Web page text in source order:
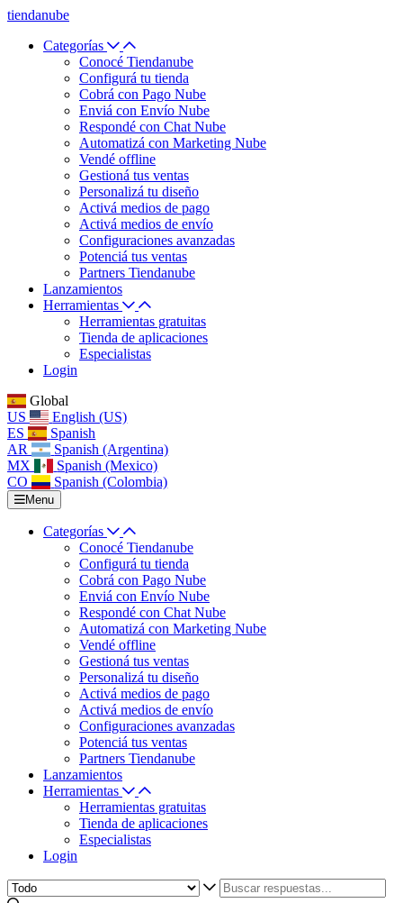
tiendanube
Categorías
Conocé Tiendanube
Configurá tu tienda
Cobrá con Pago Nube
Enviá con Envío Nube
Respondé con Chat Nube
Automatizá con Marketing Nube
Vendé offline
Gestioná tus ventas
Personalizá tu diseño
Activá medios de pago
Activá medios de envío
Configuraciones avanzadas
Potenciá tus ventas
Partners Tiendanube
Lanzamientos
Herramientas
Herramientas gratuitas
Tienda de aplicaciones
Especialistas
Login
Global
US
English (US)
ES
Spanish
AR
Spanish (Argentina)
MX
Spanish (Mexico)
CO
Spanish (Colombia)
Menu
Categorías
Conocé Tiendanube
Configurá tu tienda
Cobrá con Pago Nube
Enviá con Envío Nube
Respondé con Chat Nube
Automatizá con Marketing Nube
Vendé offline
Gestioná tus ventas
Personalizá tu diseño
Activá medios de pago
Activá medios de envío
Configuraciones avanzadas
Potenciá tus ventas
Partners Tiendanube
Lanzamientos
Herramientas
Herramientas gratuitas
Tienda de aplicaciones
Especialistas
Login